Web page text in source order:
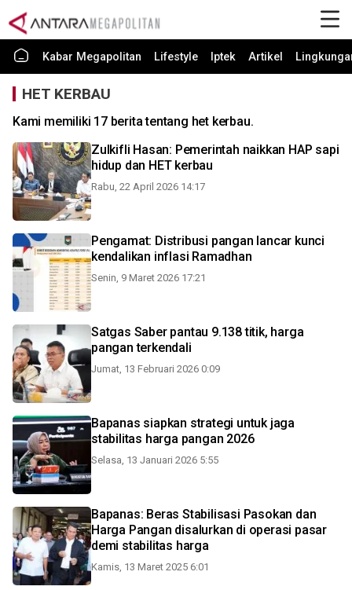
Kabar Megapolitan Lifestyle Iptek Artikel
HET KERBAU
Kami memiliki 17 berita tentang het kerbau.
Zulkifli Hasan: Pemerintah naikkan HAP sapi
hidup dan HET kerbau
Rabu, 22 April 2026 14:17
Pengamat: Distribusi pangan lancar kunci
kendalikan inflasi Ramadhan
Senin, 9 Maret 2026 17:21
Satgas Saber pantau 9.138 titik, harga
pangan terkendali
Jumat, 13 Februari 2026 0:09
Bapanas siapkan strategi untuk jaga
stabilitas harga pangan 2026
Selasa, 13 Januari 2026 5:55
Bapanas: Beras Stabilisasi Pasokan dan
Harga Pangan disalurkan di operasi pasar
demi stabilitas harga
Kamis, 13 Maret 2025 6:01